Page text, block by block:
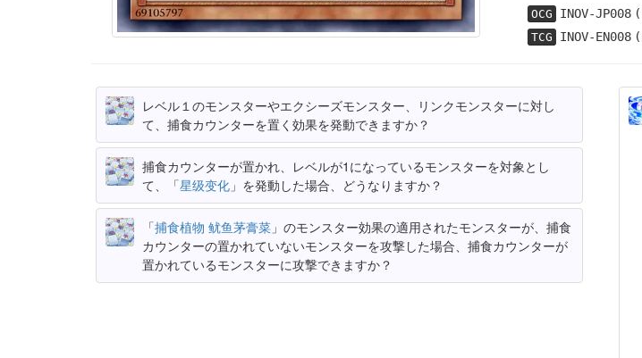
OCG INOV-JP008
TCG INOV-EN008
レベル１のモンスターやエクシーズモンスター、リンクモンスターに対し
て、捕食カウンターを置く効果を発動できますか？
捕食カウンターが置かれ、レベルが1になっているモンスターを対象とし
て、「星级变化 」を発動した場合、どうなりますか？
「捕食植物 鱿鱼茅膏菜 」のモンスター効果の適用されたモンスターが、捕食
カウンターの置かれていないモンスターを攻撃した場合、捕食カウンターが
置かれているモンスターに攻撃できますか？